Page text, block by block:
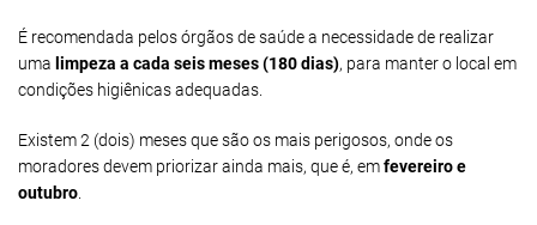
É recomendada pelos órgãos de saúde a necessidade de realizar
uma limpeza a cada seis meses (180 dias), para manter o local em
condições higiênicas adequadas.
Existem 2 (dois) meses que são os mais perigosos, onde os
moradores devem priorizar ainda mais, que é, emfevereiro e
outubro